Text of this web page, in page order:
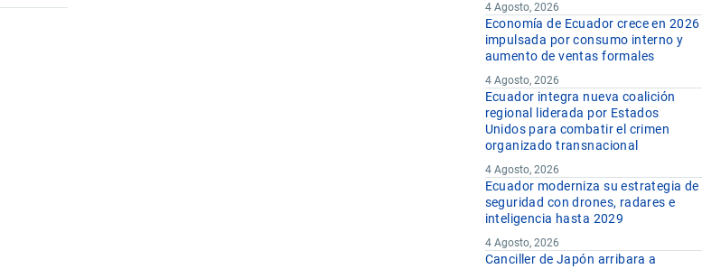
4 Agosto, 2026
Economía de Ecuador crece en 2026
impulsada por consumo interno y
aumento de ventas formales
4 Agosto, 2026
Ecuador integra nueva coalición
regional liderada por Estados
Unidos para combatir el crimen
organizado transnacional
4 Agosto, 2026
Ecuador moderniza su estrategia de
seguridad con drones, radares e
inteligencia hasta 2029
4 Agosto, 2026
Canciller de Japón arribara a